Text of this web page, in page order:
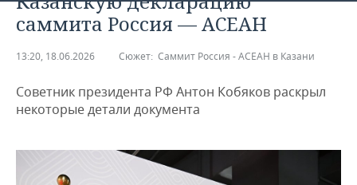
ТАТАРСТАН
АНАЛИТИКА
ДЕКЛАРАЦИИ О ДОХОДАХ
КОРОЛИ ГОСЗАКАЗА ПФО
ВУЗЫ ТАТАРСТАНА
НОВОСТИ ЭКОНОМИКИ
ФИНАНСЫ
ПРОМЫШЛЕННОСТЬ
НОВОСТИ
НЕДВИЖИМОСТЬ
НОВОСТИ НЕДВИЖИМОСТИ
саммита Россия — АСЕАН
13:20, 18.06.2026 Сюжет: Саммит Россия - АСЕАН в Казани
Советник президента РФ Антон Кобяков раскрыл
некоторые детали документа